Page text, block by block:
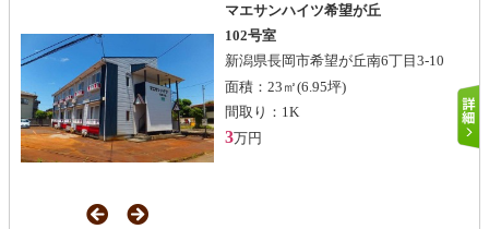
マエサンハイツ希望が丘
102号室
新潟県長岡市希望が丘南6丁目3-10
面積： 23㎡(6.95坪)
間取り： 1K
3万円